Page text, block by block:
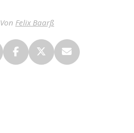
Von Felix Baarß